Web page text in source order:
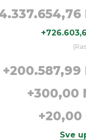
+
(
+200.587,99
+300,00
+20,00
Sve